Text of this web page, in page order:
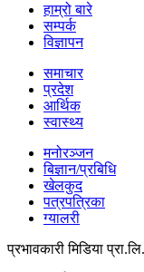
हाम्रो बारे
सम्पर्क
विज्ञापन
समाचार
प्रदेश
आर्थिक
स्वास्थ्य
मनोरञ्जन
बिज्ञान/प्रबिधि
खेलकुद
पत्रपत्रिका
ग्यालरी
प्रभावकारी मिडिया